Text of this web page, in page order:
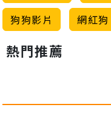
狗狗影片
網紅狗
熱門推薦